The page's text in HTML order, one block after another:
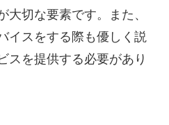
切な要素です。また、
イスをする際も優しく説
スを提供する必要があり